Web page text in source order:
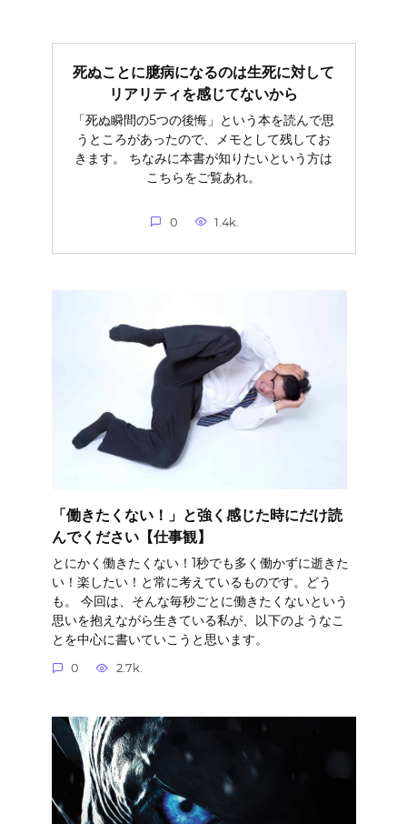
死ぬことに臆病になるのは生死に対して
リアリティを感じてないから
「死ぬ瞬間の5つの後悔」という本を読んで思
うところがあったので、メモとして残してお
きます。 ちなみに本書が知りたいという方は
こちらをご覧あれ。
0 1.4k.
「働きたくない！」と強く感じた時にだけ読
んでください【仕事観】
とにかく働きたくない！1秒でも多く働かずに逝きた
い！楽したい！と常に考えているものです。どう
も。 今回は、そんな毎秒ごとに働きたくないという
思いを抱えながら生きている私が、以下のようなこ
とを中心に書いていこうと思います。
0 2.7k.